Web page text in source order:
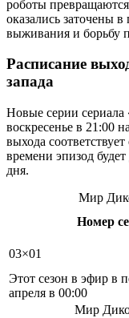
роботы
оказались заточены
выживания и борьбу
Расписание
запада
Новые серии сериала
воскресенье в 21:00
выхода
времени эпизод
дня.
Мир
Номер
03×01
Этот сезон в эфир в
апреля в 00:00
Мир